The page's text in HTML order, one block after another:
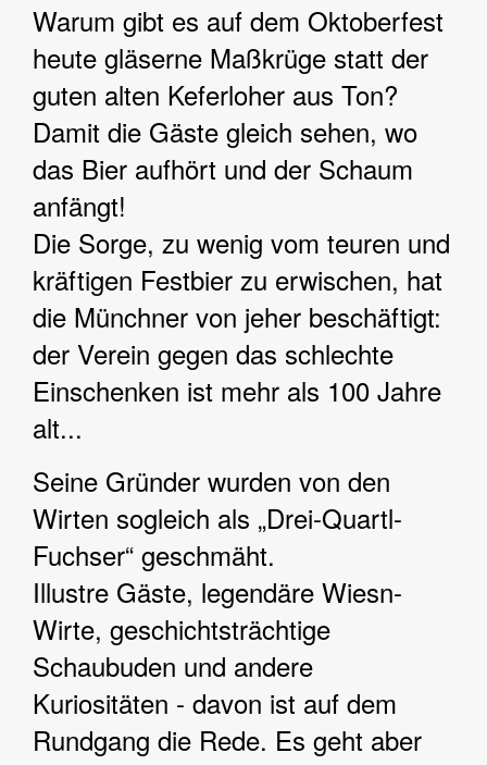
Warum gibt es auf dem Oktoberfest
heute gläserne Maßkrüge statt der
guten alten Keferloher aus Ton?
Damit die Gäste gleich sehen, wo
das Bier aufhört und der Schaum
anfängt!
Die Sorge, zu wenig vom teuren und
kräftigen Festbier zu erwischen, hat
die Münchner von jeher beschäftigt:
der Verein gegen das schlechte
Einschenken ist mehr als 100 Jahre
alt...
Seine Gründer wurden von den
Wirten sogleich als „Drei-Quartl-
Fuchser“ geschmäht.
Illustre Gäste, legendäre Wiesn-
Wirte, geschichtsträchtige
Schaubuden und andere
Kuriositäten - davon ist auf dem
Rundgang die Rede. Es geht aber